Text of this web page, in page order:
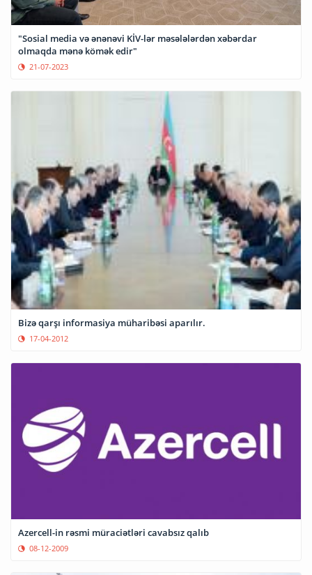
"Sosial media və ənənəvi KİV-lər məsələlərdən xəbərdar
olmaqda mənə kömək edir"
21-07-2023
Bizə qarşı informasiya müharibəsi aparılır.
17-04-2012
Azercell-in rəsmi müraciətləri cavabsız qalıb
08-12-2009